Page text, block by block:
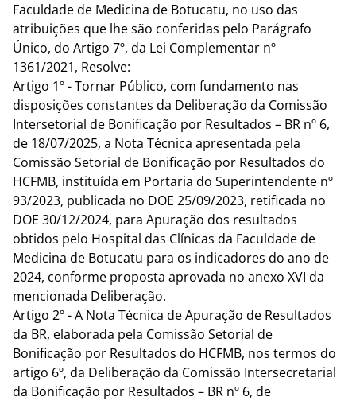
Faculdade de Medicina de Botucatu, no uso das
atribuições que lhe são conferidas pelo Parágrafo
Único, do Artigo 7º, da Lei Complementar nº
1361/2021, Resolve:
Artigo 1º - Tornar Público, com fundamento nas
disposições constantes da Deliberação da Comissão
Intersetorial de Bonificação por Resultados – BR nº 6,
de 18/07/2025, a Nota Técnica apresentada pela
Comissão Setorial de Bonificação por Resultados do
HCFMB, instituída em Portaria do Superintendente nº
93/2023, publicada no DOE 25/09/2023, retificada no
DOE 30/12/2024, para Apuração dos resultados
obtidos pelo Hospital das Clínicas da Faculdade de
Medicina de Botucatu para os indicadores do ano de
2024, conforme proposta aprovada no anexo XVI da
mencionada Deliberação.
Artigo 2º - A Nota Técnica de Apuração de Resultados
da BR, elaborada pela Comissão Setorial de
Bonificação por Resultados do HCFMB, nos termos do
artigo 6º, da Deliberação da Comissão Intersecretarial
da Bonificação por Resultados – BR nº 6, de